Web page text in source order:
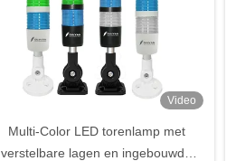
Video
Multi-Color LED torenlamp met
verstelbare lagen en ingebouwde